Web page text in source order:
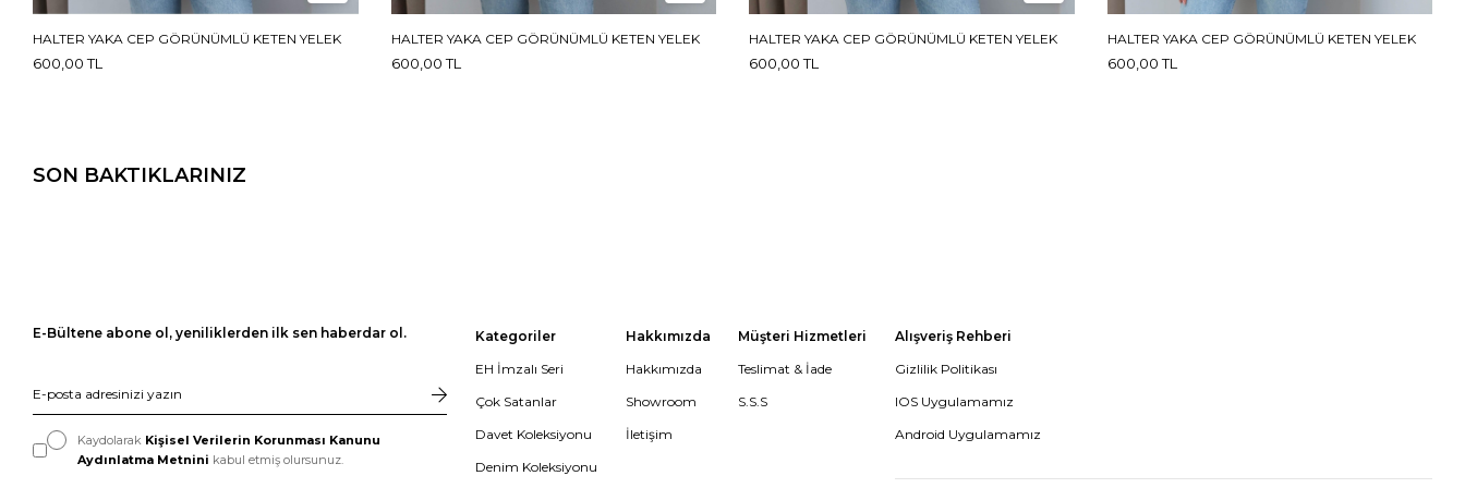
HALTER YAKA CEP GÖRÜNÜMLÜ KETEN YELEK
600,00 TL
HALTER YAKA CEP GÖRÜNÜMLÜ KETEN YELEK
600,00 TL
HALTER YAKA CEP GÖRÜNÜMLÜ KETEN YELEK
600,00 TL
HALTER YAKA CEP GÖRÜNÜMLÜ KETEN YELEK
600,00 TL
SON BAKTIKLARINIZ
E-Bültene abone ol, yeniliklerden ilk sen haberdar ol.
Kaydolarak Kişisel Verilerin Korunması Kanunu
Aydınlatma Metnini kabul etmiş olursunuz.
Kategoriler
EH İmzalı Seri
Çok Satanlar
Davet Koleksiyonu
Denim Koleksiyonu
Hakkımızda
Hakkımızda
Showroom
İletişim
Müşteri Hizmetleri
Teslimat & İade
S.S.S
Alışveriş Rehberi
Gizlilik Politikası
IOS Uygulamamız
Android Uygulamamız